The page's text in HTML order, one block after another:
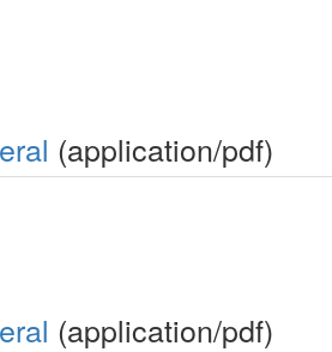
(application/pdf)
(application/pdf)